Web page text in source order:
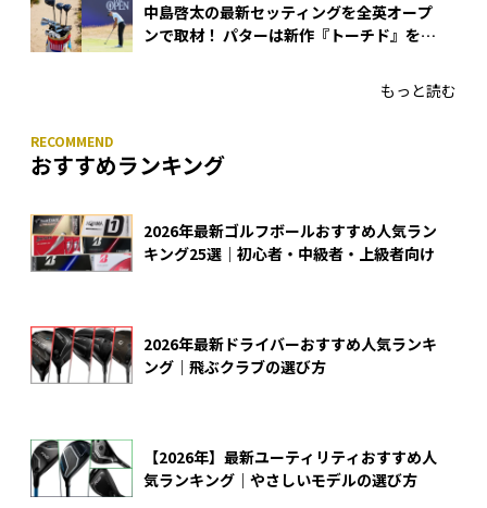
中島啓太の最新セッティングを全英オープ
ンで取材！ パターは新作『トーチド』を投
もっと読む
おすすめランキング
2026年最新ゴルフボールおすすめ人気ラン
キング25選｜初心者・中級者・上級者向け
2026年最新ドライバーおすすめ人気ランキ
ング｜飛ぶクラブの選び方
【2026年】最新ユーティリティおすすめ人
気ランキング｜やさしいモデルの選び方